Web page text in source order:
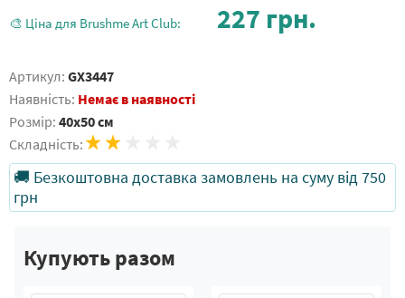
🎨 Ціна для Brushme Art Club: 227 грн.
Артикул: GX3447
Наявність: Немає в наявності
Розмір: 40x50 см
Складність:
🚚 Безкоштовна доставка замовлень на суму від 750
грн
Купують разом